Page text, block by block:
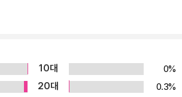
10대
0%
20대
0.3%